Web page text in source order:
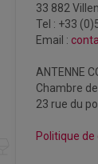
33 882
Tel : +33
Email :
ANTENNE
Chambre
23 rue du
Politique